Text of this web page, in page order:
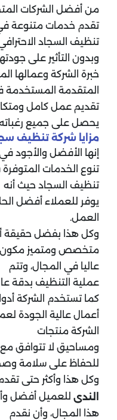
من أفضل الشركات
تقدم خدمات متنوعة
تنظيف السجاد
وبدون التأثير على
خبرة الشركة وعمالها
المتقدمة
تقديم عمل كامل
يحصل على جميع
مزايا شركة تنظيف
إنها الأفضل والأجود
تنوع الخدمات
تنظيف السجاد حيث أنه
يوفر للعملاء أفضل
العمل.
وكل هذا بفضل حقيقة
متخصص ومتميز مكون
عاليا في المجال، وتتم
عملية التنظيف بدقة
كما تستخدم الشركة
أعمال عالية الجودة
الشركة منتجات
ومساحيق لا تتوافق مع
للحفاظ على سلامة
وكل هذا وأكثر حتى
الندى للعميل أفضل
هذا المجال، وأن نقدم